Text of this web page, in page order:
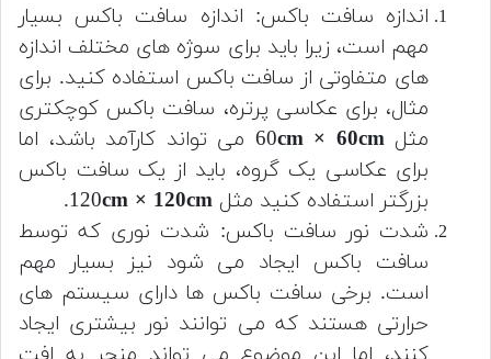
اندازه سافت باکس: اندازه سافت باکس بسیار
مهم است، زیرا باید برای سوژه های مختلف اندازه
های متفاوتی از سافت باکس استفاده کنید. برای
مثال، برای عکاسی پرتره، سافت باکس کوچکتری
مثل 60cm × 60cm
می تواند کارآمد باشد، اما
برای عکاسی یک گروه، باید از یک سافت باکس
بزرگتر استفاده کنید مثل 120 cm × 120cm
.
شدت نور سافت باکس: شدت نوری که توسط
سافت باکس ایجاد می شود نیز بسیار مهم
است. برخی سافت باکس ها دارای سیستم های
حرارتی هستند که می توانند نور بیشتری ایجاد